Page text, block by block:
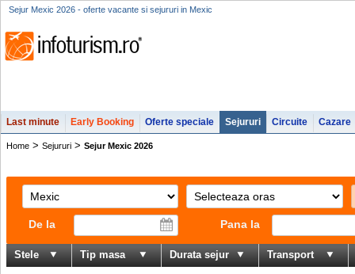
Sejur Mexic 2026 - oferte vacante si sejururi in Mexic
Last minute Early Booking Oferte speciale Sejururi Circuite Cazare
Home > Sejururi > Sejur Mexic 2026
De la Pana la
Stele Tip masa Durata sejur Transport